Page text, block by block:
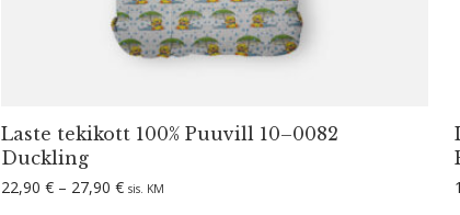
Laste tekikott 100% Puuvill 10–0082
Duckling
22,90 € – 27,90 €Hinnavahemik: 22,90 € kuni 27,90 €
sis. KM